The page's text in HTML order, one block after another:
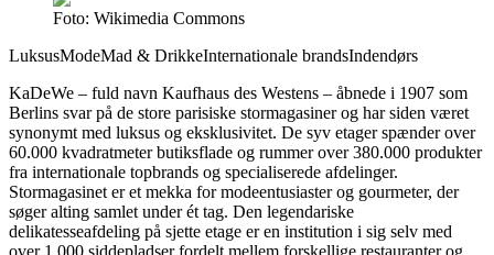
Foto: Wikimedia Commons
LuksusModeMad & DrikkeInternationale brandsIndendørs
KaDeWe – fuld navn Kaufhaus des Westens – åbnede i 1907 som
Berlins svar på de store parisiske stormagasiner og har siden været
synonymt med luksus og eksklusivitet. De syv etager spænder over
60.000 kvadratmeter butiksflade og rummer over 380.000 produkter
fra internationale topbrands og specialiserede afdelinger.
Stormagasinet er et mekka for modeentusiaster og gourmeter, der
søger alting samlet under ét tag. Den legendariske
delikatesseafdeling på sjette etage er en institution i sig selv med